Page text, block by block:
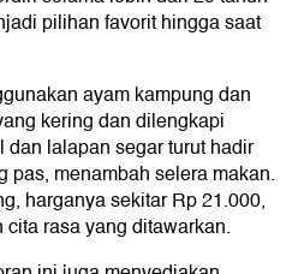
pilihan favorit hingga saat
ayam kampung dan
kering dan dilengkapi
lalapan segar turut hadir
pas, menambah selera makan.
harganya sekitar Rp 21.000,
rasa yang ditawarkan.